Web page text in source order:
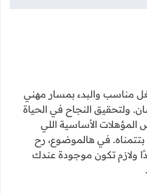
مناسب والبدء بمسار مهني
ولتحقيق النجاح في الحياة
المؤهلات الأساسية اللي
في هالموضوع، رح
جدًا ولازم تكون موجودة عندك